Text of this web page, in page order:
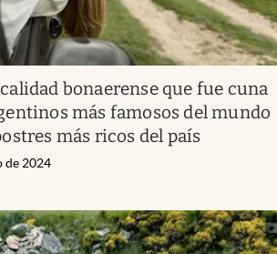
bonaerense que fue cuna
más famosos del mundo
más ricos del país
de 2024